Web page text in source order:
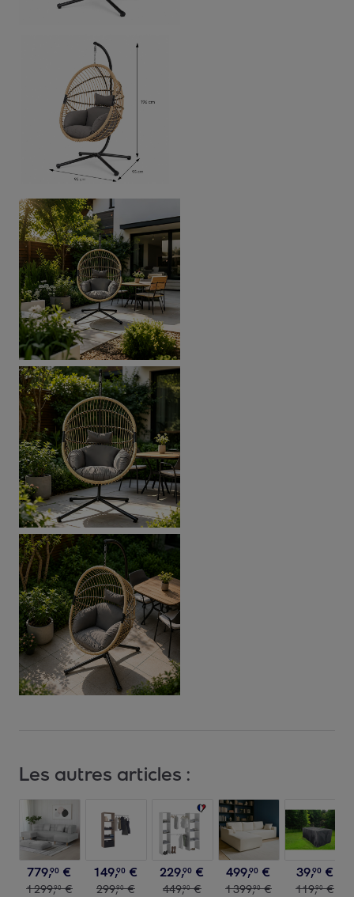
Les autres articles :
779,90 €
1299,90 €
149,90 €
299,90 €
229,90 €
449,90 €
499,90 €
1399,90 €
39,90 €
119,90 €